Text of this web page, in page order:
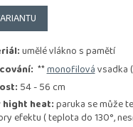
umělé vlákno s pamětí
**monofilovávsadka (
54 - 56 cm
heat:paruka se může
efektu ( teplota do 130°,